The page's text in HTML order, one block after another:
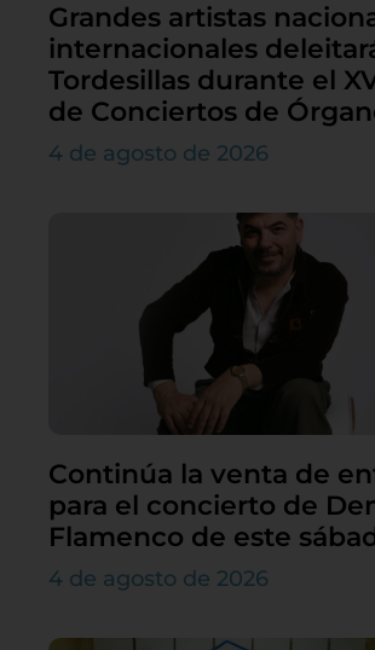
Grandes artistas
internacionales
Tordesillas durante el
de Conciertos de
4 de agosto de 2026
Continúa la venta de
para el concierto de
Flamenco de este
4 de agosto de 2026